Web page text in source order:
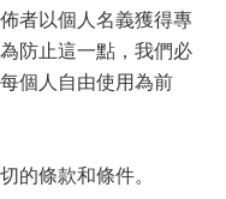
者以個人名義獲得專
防止這一點，我們必
個人自由使用為前
的條款和條件。